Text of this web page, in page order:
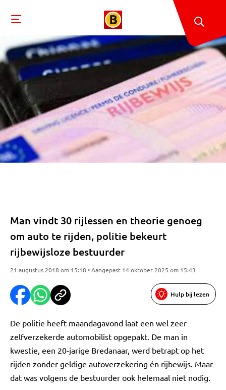
Man vindt 30 rijlessen en theorie genoeg
om auto te rijden, politie bekeurt
rijbewijsloze bestuurder
21 augustus 2018 om 15:18 • Aangepast 14 oktober 2025 om 15:43
Hulp bij lezen
De politie heeft maandagavond laat een wel zeer
zelfverzekerde automobilist opgepakt. De man in
kwestie, een 20-jarige Bredanaar, werd betrapt op het
rijden zonder geldige autoverzekering én rijbewijs. Maar
dat was volgens de bestuurder ook helemaal niet nodig.